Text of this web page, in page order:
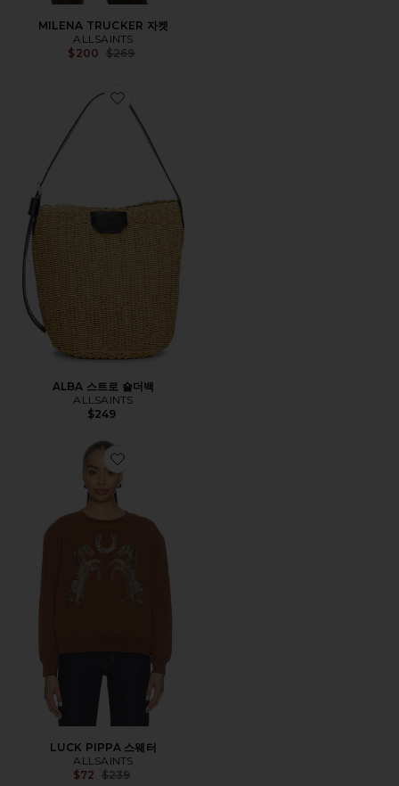
MILENA TRUCKER 자켓
ALLSAINTS
$200 Previous price:
$269
Favorite ALBA 스트로 숄더백
ALBA 스트로 숄더백
ALLSAINTS
$249
Favorite LUCK PIPPA 스웨터
LUCK PIPPA 스웨터
ALLSAINTS
$72 Previous price:
$239